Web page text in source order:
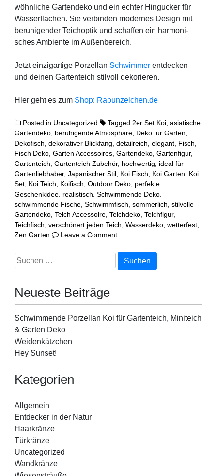
wöhn­li­che Gar­ten­de­ko und ein ech­ter Hin­gu­cker für
Was­ser­flä­chen. Sie ver­bin­den moder­nes Design mit
beru­hi­gen­der Teichop­tik und schaf­fen ein har­mo­ni­
sches Ambi­en­te im Außen­be­reich.
Jetzt ein­zig­ar­ti­ge Por­zel­lan Schwim­mer ent­de­cken
und dei­nen Gar­ten­teich stil­voll dekorieren.
Hier geht es zum Shop: Rapunzelchen.de
Posted in Uncategorized Tagged 2er Set Koi ,asiatische
Gartendeko beruhigende Atmosphäre Deko für Garten
Dekofisch dekorativer Blickfang detailreich elegant Fisch
Fisch Deko Garten Accessoires Gartendeko Gartenfigur,
Gartenteich Gartenteich Zubehör, hochwertig
ideal für
Gartenliebhaber, Japanischer Stil Koi Fisch Koi Garten
Koi
Set Koi Teich Koifisch Outdoor Deko perfekte
Geschenkidee realistisch Schwimmende Deko
schwimmende Fische Schwimmfisch sommerlich stilvolle
Gartendeko Teich Accessoire Teichdeko Teichfigur,
Teichfisch verschönert jeden Teich Wasserdeko wetterfest
Zen Garten
Leave a Commenton
Porzellan
Koi
&
Garten
Suchen
nach:
Neueste Beiträge
Schwimmende Porzellan Koi für Gartenteich, Miniteich
& Garten Deko
Weidenkätzchen
Hey Sunset!
Kategorien
Allgemein
Entdecker in der Natur
Haarkränze
Türkränze
Uncategorized
Wandkränze